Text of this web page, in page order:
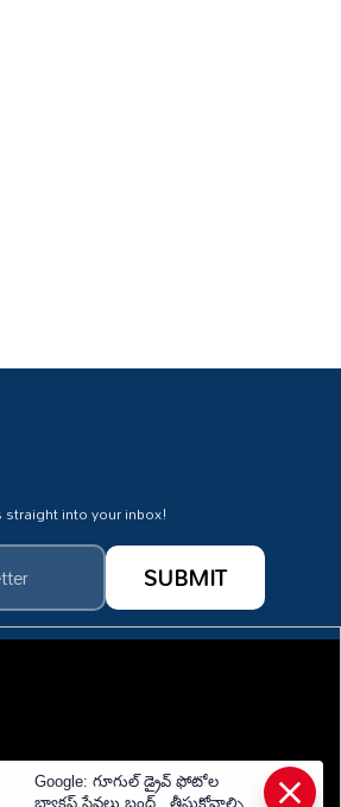
into your inbox!
Google: గూగుల్ డ్రైవ్ ఫోటోల
బ్యాకప్ సేవలు బంద్.. తీసుకోవాల్సిన